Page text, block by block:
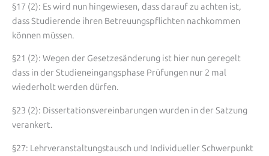
§17 (2): Es wird nun hingewiesen, dass darauf zu achten ist,
dass Studierende ihren Betreuungspflichten nachkommen
können müssen.
§21 (2): Wegen der Gesetzesänderung ist hier nun geregelt
dass in der Studieneingangsphase Prüfungen nur 2 mal
wiederholt werden dürfen.
§23 (2): Dissertationsvereinbarungen wurden in der Satzung
verankert.
§27: Lehrveranstaltungstausch und Individueller Schwerpunkt